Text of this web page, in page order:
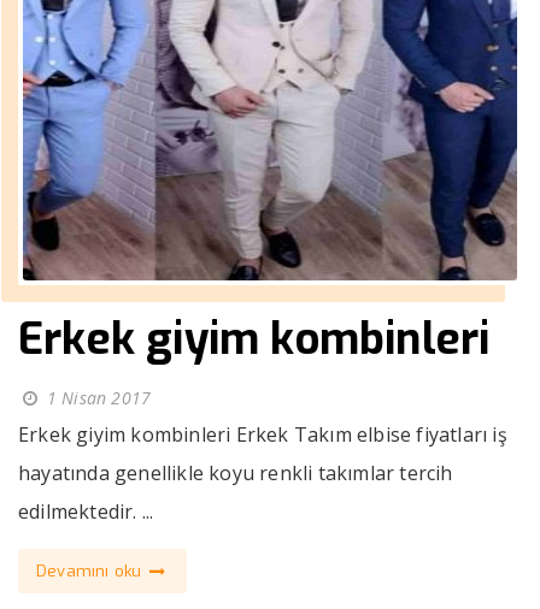
Erkek giyim kombinleri
1 Nisan 2017
Erkek giyim kombinleri Erkek Takım elbise fiyatları iş
hayatında genellikle koyu renkli takımlar tercih
edilmektedir. ...
Devamını oku